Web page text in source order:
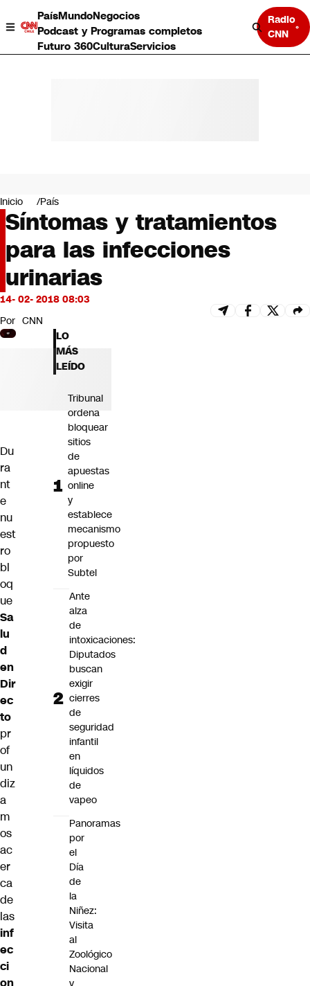
PaísMundoNegocios
Podcast y Programas completos
Futuro 360CulturaServicios
Radio
CNN
Negocios
Deportes
Programas completos
Cultura
Servicios
Bits
CNN tiempo
Futuro 360
Opinión
Inicio País
Síntomas y tratamientos
para las infecciones
urinarias
14- 02- 2018 08:03
Por CNN
Du
ra
nt
e
nu
est
ro
bl
oq
ue
Sa
lu
d
en
Dir
ec
to
pr
of
un
diz
a
m
os
ac
er
ca
de
las
inf
ec
ci
on
LO
MÁS
LEÍDO
Tribunal
ordena
bloquear
sitios
de
apuestas
online
y
establece
mecanismo
propuesto
por
Subtel
Ante
alza
de
intoxicaciones:
Diputados
buscan
exigir
cierres
de
seguridad
infantil
en
líquidos
de
vapeo
Panoramas
por
el
Día
de
la
Niñez:
Visita
al
Zoológico
Nacional
y